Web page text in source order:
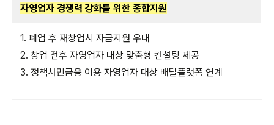
자영업자 경쟁력 강화를 위한 종합지원
1. 폐업 후 재창업시 자금지원 우대
2. 창업 전후 자영업자 대상 맞춤형 컨설팅 제공
3. 정책서민금융 이용 자영업자 대상 배달플랫폼 연계